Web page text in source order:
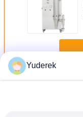
더 많은 것
Yuderek